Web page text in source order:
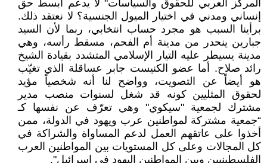
المركز العربي للحقوق والسياسات" لا يدعم أبسط حق
إنساني ومدني في اختيار الميول الجنسية؟ لا نعتقد ذلك.
برأينا السبب هو مجرد حساب انتخابي، ربما لأن السيد
جبارين ينحدر من مدينة أم الفحم، مسقط رأسه، وهي
مدينة يسيطر عليه التيار الإسلامي المتشدد بقيادة الشيخ
رائد صلاح. أما عضو الكنيست جابر عساقلة الذي تغيّب
هو أيضاً عن التصويت، وواضح لنا أنه شخصياً مؤيد
لحقوق المثليين كونه قد شغل لسنوات منصب مدير
مشترك لجمعية "سيكوي" وهي تعرّف عن نفسها كـ
“جمعية مشتركة لمواطنين عرب ويهود في الدولة، ممن
أخذوا على عاتقهم العمل لدعم المساواة والشراكة في
كل المجالات وعلى كل المستويات بين المواطنين العرب
الفلسطينيين وبين المواطنين اليهود في إسرائيل".